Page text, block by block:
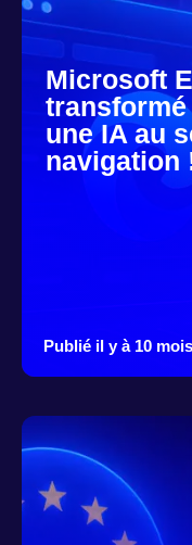
Microsoft
une IA au
navigation
Publié il y à 10 mois